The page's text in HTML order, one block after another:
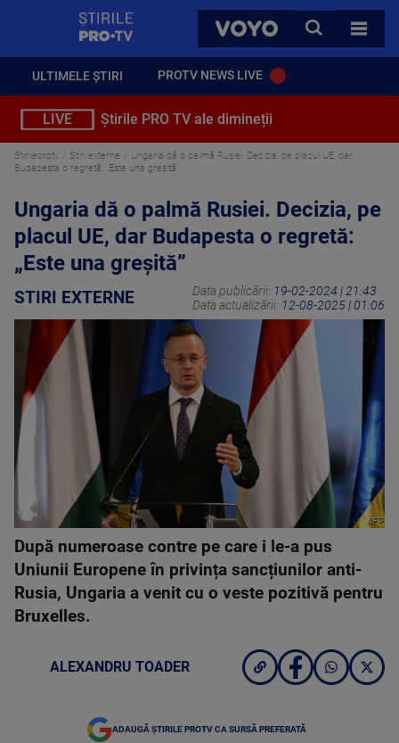
VOYO
CAUTA
TOATE
ULTIMELE ȘTIRI PROTV NEWS LIVE
LIVE Știrile PRO TV ale dimineții
Stirileprotv Stiri externe
Ungaria dă o palmă Rusiei. Decizia, pe placul UE, dar
Budapesta o regretă: „Este una greșită”
Ungaria dă o palmă Rusiei. Decizia, pe
placul UE, dar Budapesta o regretă:
„Este una greșită”
STIRI EXTERNE Data publicării: 19-02-2024 | 21:43
Data actualizării: 12-08-2025 | 01:06
AFP
După numeroase contre pe care i le-a pus
Uniunii Europene în privința sancțiunilor anti-
Rusia, Ungaria a venit cu o veste pozitivă pentru
Bruxelles.
ALEXANDRU TOADER
ADAUGĂ ȘTIRILE PROTV CA SURSĂ PREFERATĂ